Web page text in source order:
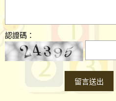
認證碼：